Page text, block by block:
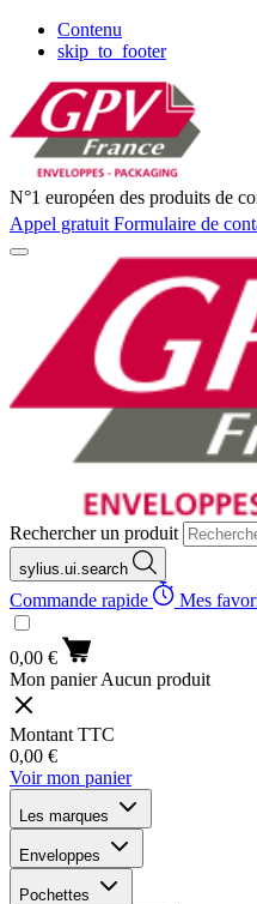
Contenu
skip_to_footer
N°1 européen des produits de
Appel gratuit Formulaire de
Rechercher un produit
sylius.ui.search
Commande rapide Mes
0,00 €
Mon panier Aucun produit
Montant TTC
0,00 €
Voir mon panier
Les marques
Enveloppes
Pochettes